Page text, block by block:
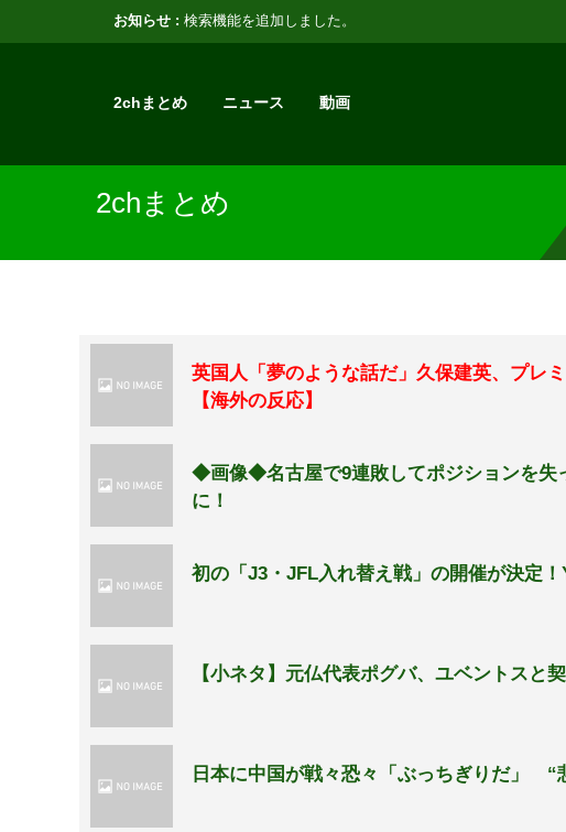
お知らせ : 検索機能を追加しました。
2chまとめ ニュース 動画
2chまとめ
英国人「夢のような話だ」久保建英、プレ
【海外の反応】
◆画像◆名古屋で9連敗してポジションを失
に！
初の「J3・JFL入れ替え戦」の開催が決定
【小ネタ】元仏代表ポグバ、ユベントス
日本に中国が戦々恐々「ぶっちぎりだ」 “